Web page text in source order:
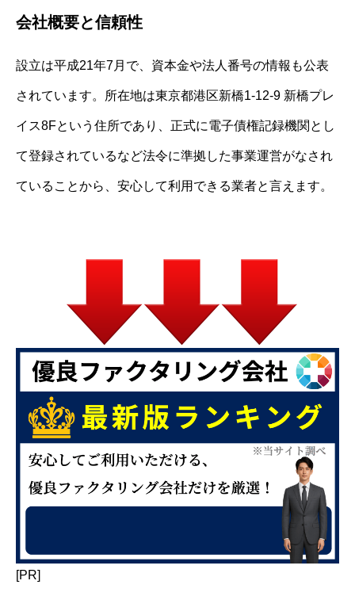
会社概要と信頼性
設立は平成21年7月で、資本金や法人番号の情報も公表
されています。所在地は東京都港区新橋1-12-9 新橋プレ
イス8Fという住所であり、正式に電子債権記録機関とし
て登録されているなど法令に準拠した事業運営がなされ
ていることから、安心して利用できる業者と言えます。
[PR]